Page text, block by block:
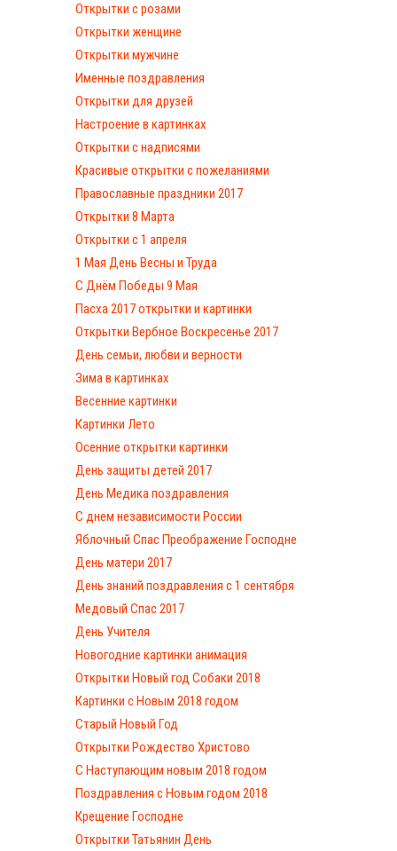
Открытки с розами
Открытки женщине
Открытки мужчине
Именные поздравления
Открытки для друзей
Настроение в картинках
Открытки с надписями
Красивые открытки с пожеланиями
Православные праздники 2017
Открытки 8 Марта
Открытки с 1 апреля
1 Мая День Весны и Труда
С Днём Победы 9 Мая
Пасха 2017 открытки и картинки
Открытки Вербное Воскресенье 2017
День семьи, любви и верности
Зима в картинках
Весенние картинки
Картинки Лето
Осенние открытки картинки
День защиты детей 2017
День Медика поздравления
С днем независимости России
Яблочный Спас Преображение Господне
День матери 2017
День знаний поздравления с 1 сентября
Медовый Спас 2017
День Учителя
Новогодние картинки анимация
Открытки Новый год Собаки 2018
Картинки с Новым 2018 годом
Старый Новый Год
Открытки Рождество Христово
С Наступающим новым 2018 годом
Поздравления с Новым годом 2018
Крещение Господне
Открытки Татьянин День